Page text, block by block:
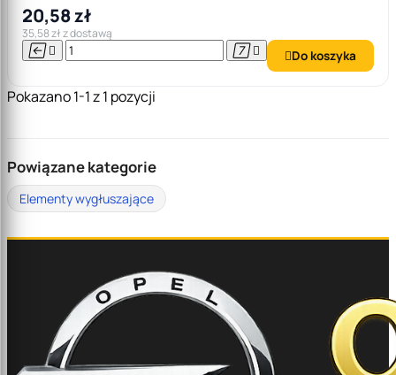
20,58 zł
35,58 zł z dostawą
    Do koszyka
Pokazano 1-1 z 1 pozycji
Powiązane kategorie
Elementy wygłuszające